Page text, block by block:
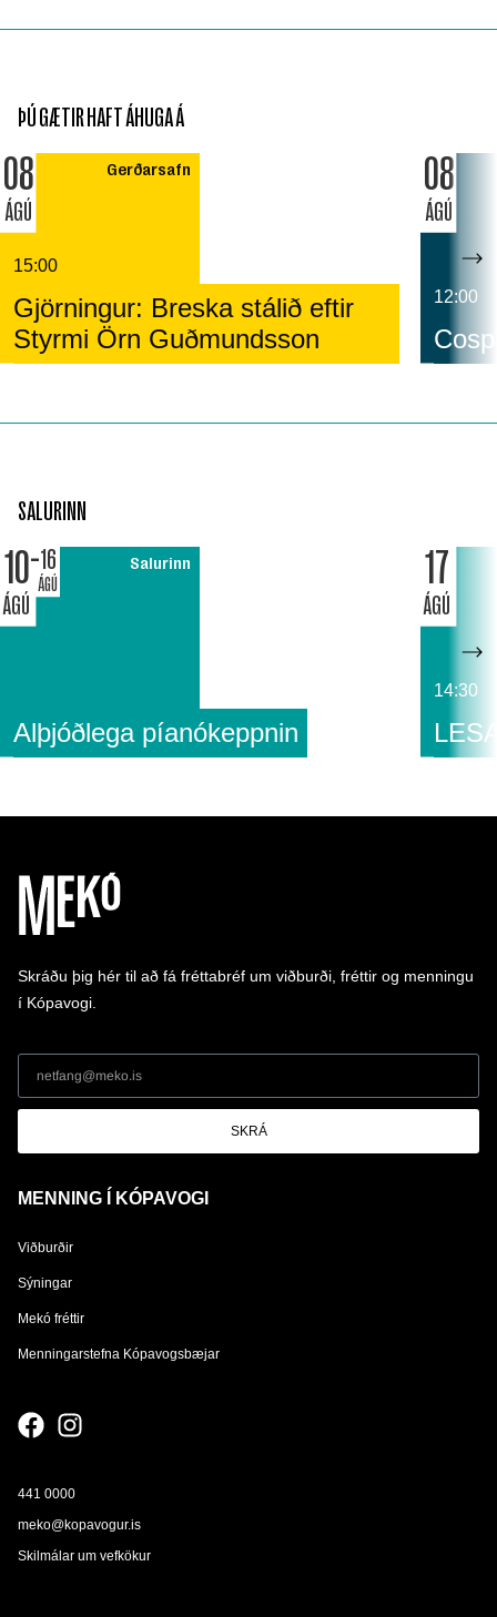
ÞÚ GÆTIR HAFT ÁHUGA Á
08
ÁGÚ
Gerðarsafn
15:00
Gjörningur: Breska stálið eftir
Styrmi Örn Guðmundsson
08
ÁGÚ
12:00
SALURINN
10
ÁGÚ
16
ÁGÚ
Salurinn
Alþjóðlega píanókeppnin
17
ÁGÚ
14:30
Skráðu þig hér til að fá fréttabréf um viðburði, fréttir og menningu
í Kópavogi.
SKRÁ
MENNING Í KÓPAVOGI
Viðburðir
Sýningar
Mekó fréttir
Menningarstefna Kópavogsbæjar
441 0000
meko@kopavogur.is
Skilmálar um vefkökur